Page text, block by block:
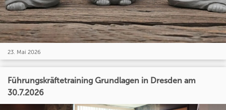
23. Mai 2026
Führungskräftetraining Grundlagen in Dresden am
30.7.2026